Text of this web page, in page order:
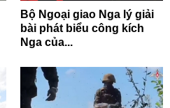
Bộ Ngoại giao Nga lý giải
bài phát biểu công kích
Nga của...